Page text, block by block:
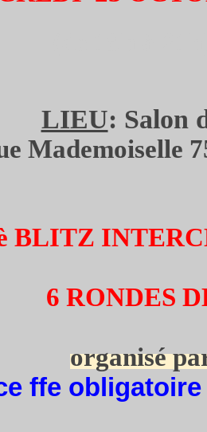
LIEU: Salon
Mademoiselle
BLITZ
6 RONDES
organisé
ffe